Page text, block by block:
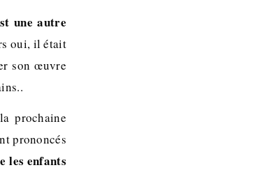
une autre
oui, il était
son œuvre
prochaine
prononcés
les enfants